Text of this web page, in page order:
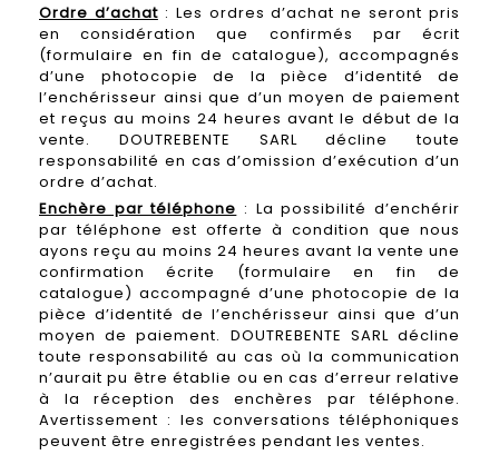
Ordre d’achat: Les ordres d’achat ne seront pris
en considération que confirmés par écrit
(formulaire en fin de catalogue), accompagnés
d’une photocopie de la pièce d’identité de
l’enchérisseur ainsi que d’un moyen de paiement
et reçus au moins 24 heures avant le début de la
vente. DOUTREBENTE SARL décline toute
responsabilité en cas d’omission d’exécution d’un
ordre d’achat.
Enchère par téléphone : La possibilité d’enchérir
par téléphone est offerte à condition que nous
ayons reçu au moins 24 heures avant la vente une
confirmation écrite (formulaire en fin de
catalogue) accompagné d’une photocopie de la
pièce d’identité de l’enchérisseur ainsi que d’un
moyen de paiement. DOUTREBENTE SARL décline
toute responsabilité au cas où la communication
n’aurait pu être établie ou en cas d’erreur relative
à la réception des enchères par téléphone.
Avertissement : les conversations téléphoniques
peuvent être enregistrées pendant les ventes.